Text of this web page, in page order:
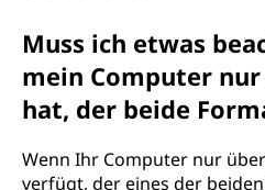
Muss ich etwas
mein Computer nur
hat, der beide
Wenn Ihr Computer nur
verfügt, der eines der